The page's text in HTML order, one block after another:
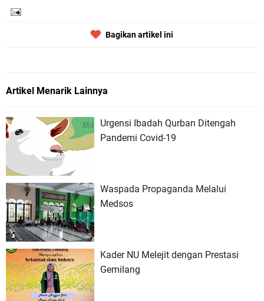
Bagikan artikel ini
Artikel Menarik Lainnya
Urgensi Ibadah Qurban Ditengah
Pandemi Covid-19
Waspada Propaganda Melalui
Medsos
Kader NU Melejit dengan Prestasi
Gemilang